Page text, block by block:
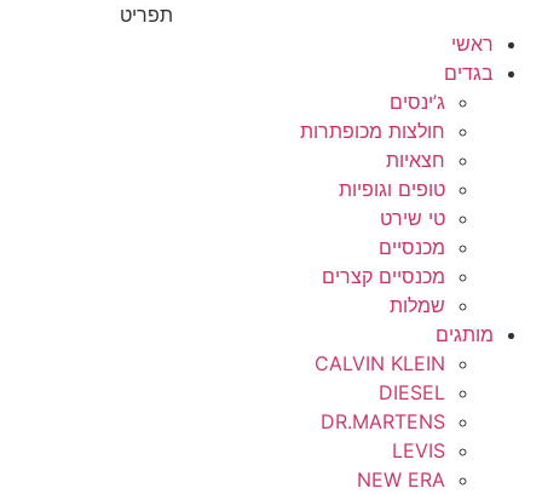
תפריט
ראשי
בגדים
ג’ינסים
חולצות מכופתרות
חצאיות
טופים וגופיות
טי שירט
מכנסיים
מכנסיים קצרים
שמלות
מותגים
CALVIN KLEIN
DIESEL
DR.MARTENS
LEVIS
NEW ERA